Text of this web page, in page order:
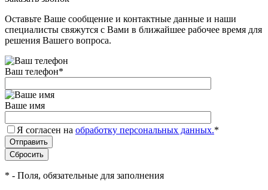
Оставьте Ваше сообщение и контактные данные и наши
специалисты свяжутся с Вами в ближайшее рабочее время для
решения Вашего вопроса.
Ваш телефон*
Ваше имя
Я согласен на обработку персональных данных.*
* - Поля, обязательные для заполнения